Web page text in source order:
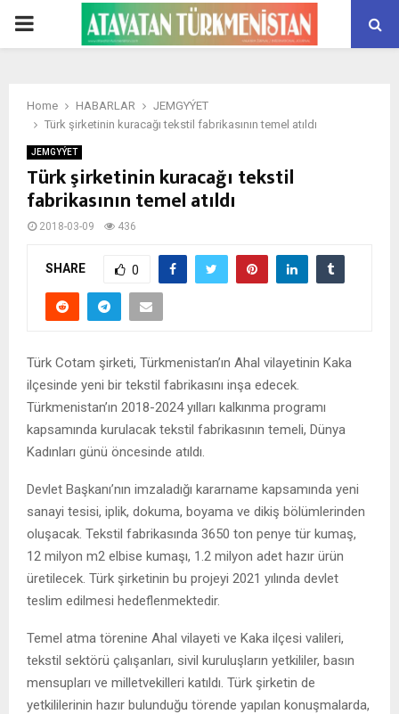
PRIMARY
Home HABARLAR
JEMGYÝET
Türk şirketinin kuracağı tekstil fabrikasının temel atıldı
JEMGYÝET
Türk şirketinin kuracağı tekstil
fabrikasının temel atıldı
2018-03-09 436
SHARE 0
Türk Cotam şirketi, Türkmenistan’ın Ahal vilayetinin Kaka
ilçesinde yeni bir tekstil fabrikasını inşa edecek.
Türkmenistan’ın 2018-2024 yılları kalkınma programı
kapsamında kurulacak tekstil fabrikasının temeli, Dünya
Kadınları günü öncesinde atıldı.
Devlet Başkanı’nın imzaladığı kararname kapsamında yeni
sanayi tesisi, iplik, dokuma, boyama ve dikiş bölümlerinden
oluşacak. Tekstil fabrikasında 3650 ton penye tür kumaş,
12 milyon m2 elbise kumaşı, 1.2 milyon adet hazır ürün
üretilecek. Türk şirketinin bu projeyi 2021 yılında devlet
teslim edilmesi hedeflenmektedir.
Temel atma törenine Ahal vilayeti ve Kaka ilçesi valileri,
tekstil sektörü çalışanları, sivil kuruluşların yetkililer, basın
mensupları ve milletvekilleri katıldı. Türk şirketin de
yetkililerinin hazır bulunduğu törende yapılan konuşmalarda,